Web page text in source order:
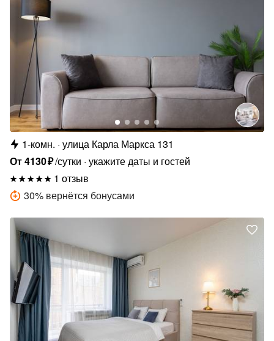
1-комн. улица Карла Маркса 131
От4130₽/сутки укажите даты и гостей
1 отзыв
30% вернётся бонусами